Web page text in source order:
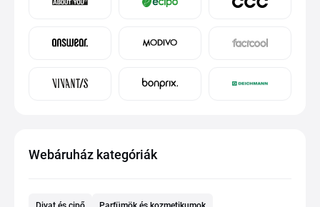
Webáruház kategóriák